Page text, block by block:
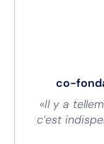
co-
«Il y a
c’est